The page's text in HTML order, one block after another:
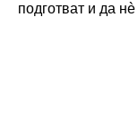
подготват и да